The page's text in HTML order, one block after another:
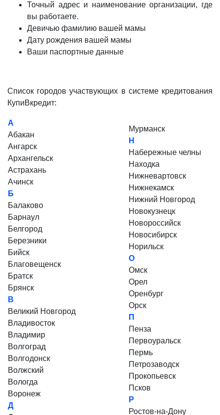
Точный адрес и наименование организации, где
вы работаете.
Девичью фамилию вашей мамы
Дату рождения вашей мамы
Ваши паспортные данные
Список городов участвующих в системе кредитования
КупиВкредит:
А
Абакан
Ангарск
Архангельск
Астрахань
Ачинск
Б
Балаково
Барнаул
Белгород
Березники
Бийск
Благовещенск
Братск
Брянск
В
Великий Новгород
Владивосток
Владимир
Волгоград
Волгодонск
Волжский
Вологда
Воронеж
Д
Мурманск
Н
Набережные челны
Находка
Нижневартовск
Нижнекамск
Нижний Новгород
Новокузнецк
Новороссийск
Новосибирск
Норильск
О
Омск
Орел
Оренбург
Орск
П
Пенза
Первоуральск
Пермь
Петрозаводск
Прокопьевск
Псков
Р
Ростов-на-Дону